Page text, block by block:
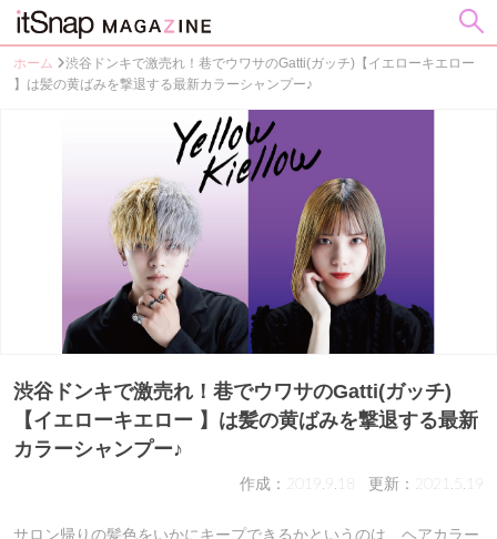
ホーム
渋谷ドンキで激売れ！巷でウワサのGatti(ガッチ)【イエローキエロー
】は髪の黄ばみを撃退する最新カラーシャンプー♪
渋谷ドンキで激売れ！巷でウワサのGatti(ガッチ)
【イエローキエロー 】は髪の黄ばみを撃退する最新
カラーシャンプー♪
作成：2019.9.18 更新：2021.5.19
サロン帰りの髪色をいかにキープできるかというのは、ヘアカラー